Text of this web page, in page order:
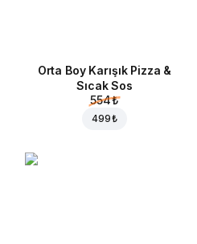
Orta Boy Karışık Pizza &
Sıcak Sos
554 ₺
499 ₺